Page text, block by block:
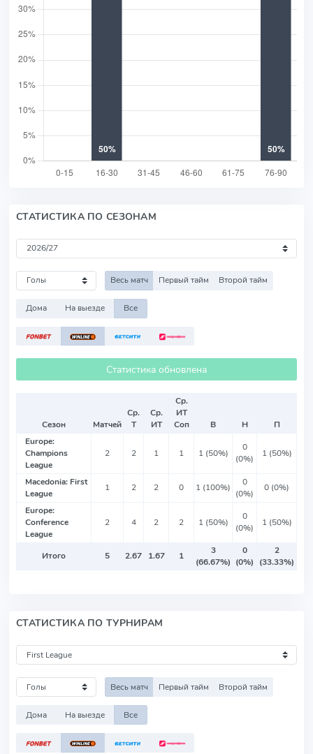
СТАТИСТИКА ПО СЕЗОНАМ
Весь матч Первый тайм Второй тайм
Дома На выезде Все
Статистика обновлена
Сезон Матчей
Ср.
Т
Ср.
ИТ
Ср.
ИТ
Соп
В Н
П
Europe:
Champions
League
2 2 1 1 1 (50%)
0
(0%)
1 (50%)
Macedonia: First
League
1 2 2 0 1 (100%)
0
(0%)
0 (0%)
Europe:
Conference
League
2 4 2 2 1 (50%)
0
(0%)
1 (50%)
Итого 5 2.67 1.67 1
3
(66.67%)
0
(0%)
2
(33.33%)
СТАТИСТИКА ПО ТУРНИРАМ
Весь матч Первый тайм Второй тайм
Дома На выезде Все